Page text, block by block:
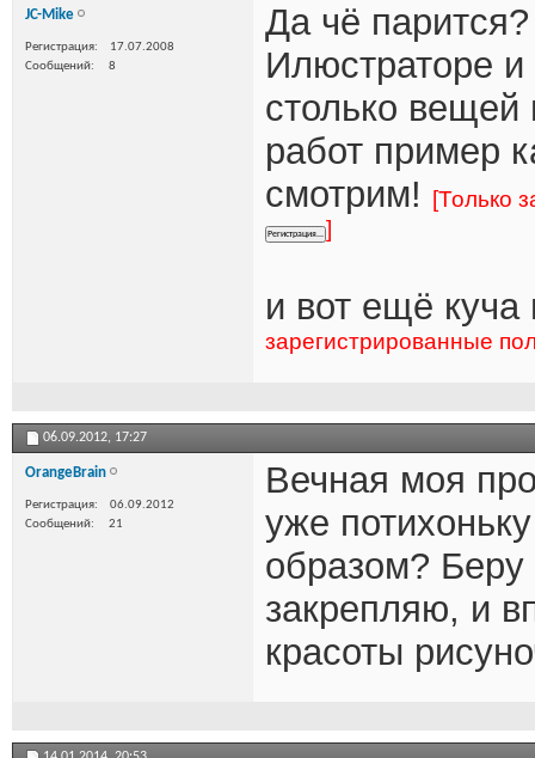
JC-Mike
Регистрация
17.07.2008
Сообщений
8
Да чё
Илюстраторе
столько вещей
работ пример
смотрим!
[Только
]
и вот ещё
зарегистрированные
06.09.2012, 17:27
OrangeBrain
Регистрация
06.09.2012
Сообщений
21
Вечная моя
уже
образом?
закрепляю, и
красоты